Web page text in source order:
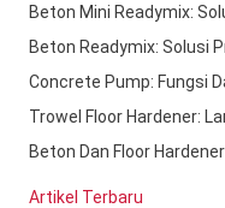
Beton Mini Readymix:
Beton Readymix: Solusi
Concrete Pump: Fungsi
Trowel Floor Hardener:
Beton Dan Floor Hardener
Artikel Terbaru